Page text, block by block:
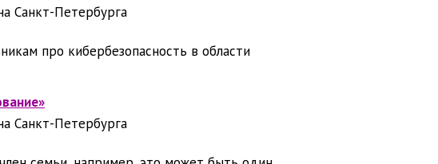
Санкт-Петербурга
про кибербезопасность в области
Санкт-Петербурга